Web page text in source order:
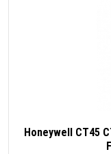
Honeywell CT45